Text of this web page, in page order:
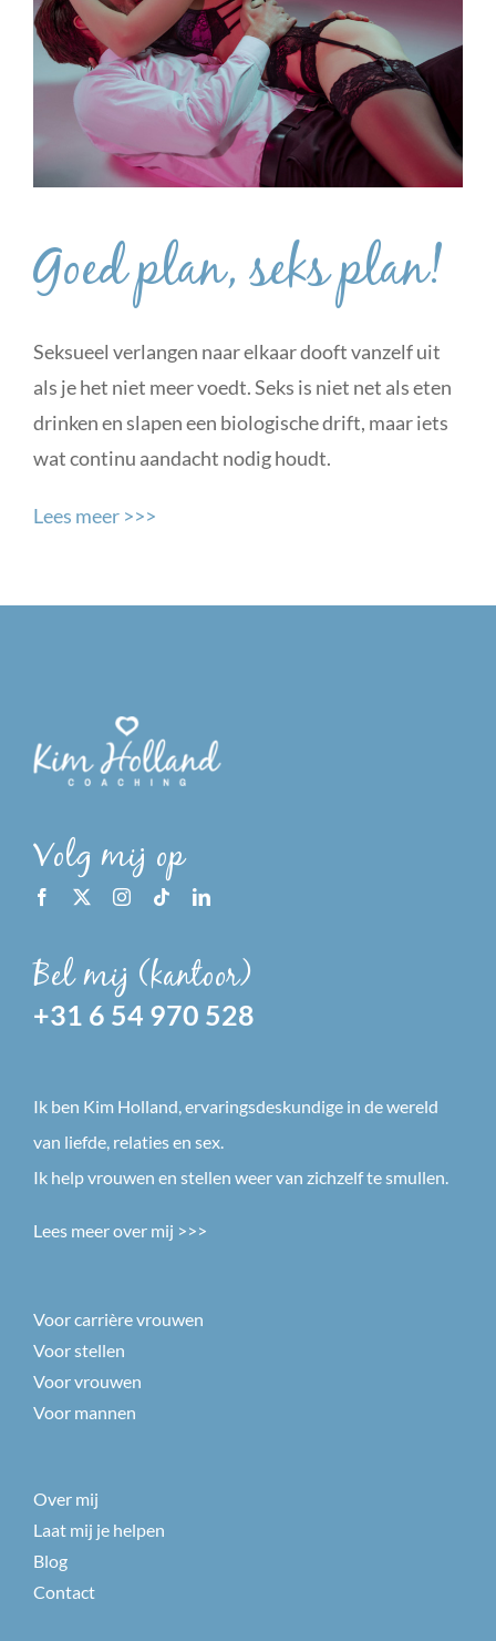
Goed plan, seks plan!
Seksueel verlangen naar elkaar dooft vanzelf uit
als je het niet meer voedt. Seks is niet net als eten
drinken en slapen een biologische drift, maar iets
wat continu aandacht nodig houdt.
Lees meer >>>
Volg mij op
Bel mij (kantoor)
+31 6 54 970 528
Ik ben Kim Holland, ervaringsdeskundige in de wereld
van liefde, relaties en sex.
Ik help vrouwen en stellen weer van zichzelf te smullen.
Lees meer over mij >>>
Voor carrière vrouwen
Voor stellen
Voor vrouwen
Voor mannen
Over mij
Laat mij je helpen
Blog
Contact